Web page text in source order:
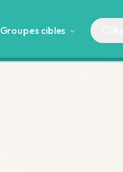
Groupes cibles